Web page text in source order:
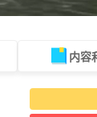
绳文雪松之旅
内容